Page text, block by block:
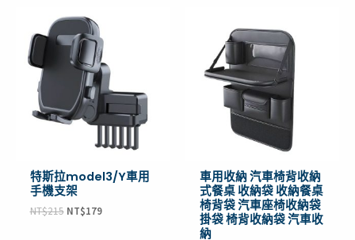
特斯拉model3/Y車用
手機支架
NT$215
價
格：
NT$215。
NT$179
價
格：
NT$179。
車用收納 汽車椅背收納
式餐桌 收納袋 收納餐桌
椅背袋 汽車座椅收納袋
掛袋 椅背收納袋 汽車收
納
始
價
格：
NT$499。
前
價
格：
NT$359。